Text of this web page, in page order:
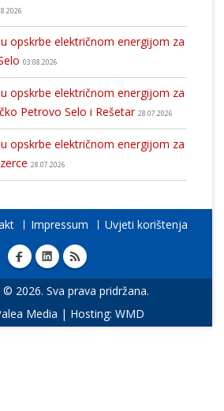
opskrbe električnom energijom za
03.08.2026
opskrbe električnom energijom za
Petrovo Selo i Rešetar 28.07.2026
opskrbe električnom energijom za
28.07.2026
Impressum Uvjeti korištenja
© 2026. Sva prava pridržana.
Media | Hosting: WMD